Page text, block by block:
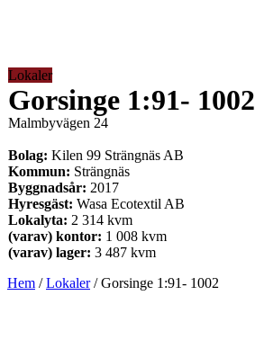
Lokaler
Gorsinge 1:91- 1002
Malmbyvägen 24
Bolag: Kilen 99 Strängnäs AB
Kommun: Strängnäs
Byggnadsår: 2017
Hyresgäst: Wasa Ecotextil AB
Lokalyta: 2 314 kvm
(varav) kontor: 1 008 kvm
(varav) lager: 3 487 kvm
Hem /Lokaler /Gorsinge 1:91- 1002